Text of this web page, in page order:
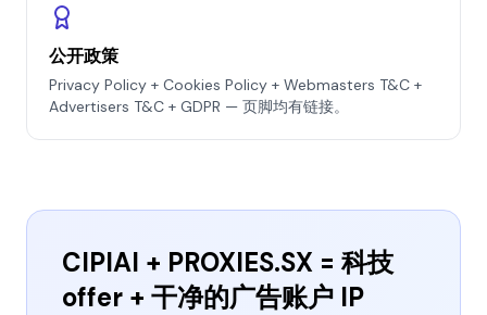
公开政策
Privacy Policy + Cookies Policy + Webmasters T&C +
Advertisers T&C + GDPR — 页脚均有链接。
CIPIAI + PROXIES.SX = 科技
offer + 干净的广告账户 IP